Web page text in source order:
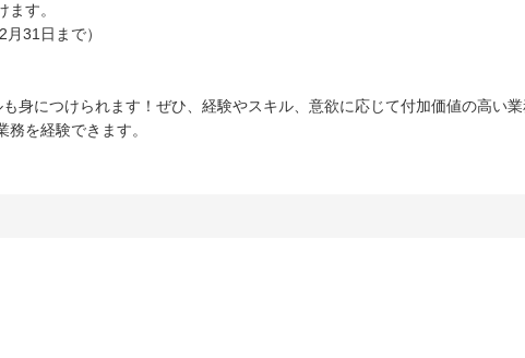
す。
31日まで）
身につけられます！ぜひ、経験やスキル、意欲に応じて付加価値の高い
を経験できます。